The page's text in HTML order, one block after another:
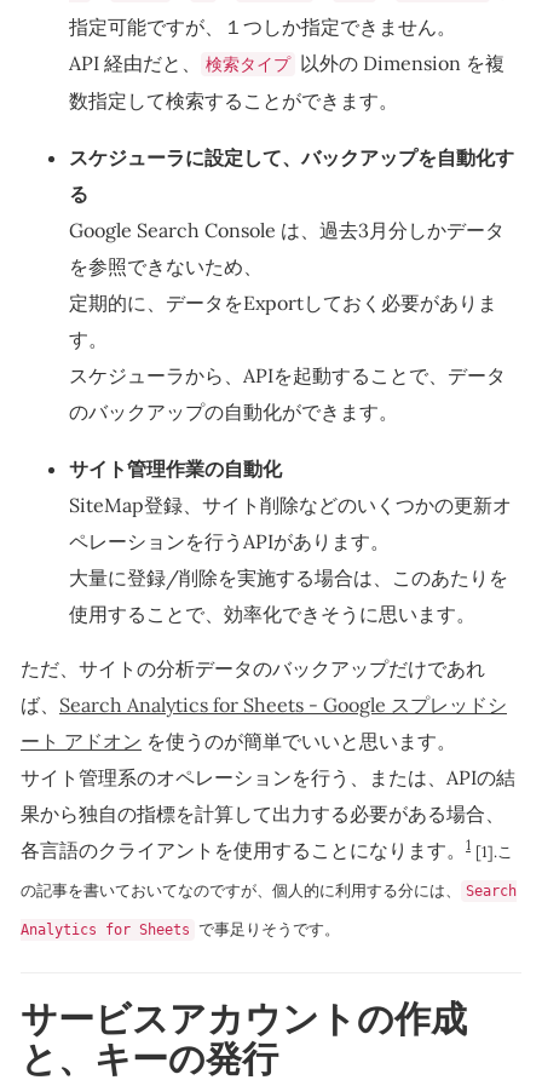
指定可能ですが、１つしか指定できません。
API 経由だと、
検索タイプ 以外の Dimension を複
数指定して検索することができます。
スケジューラに設定して、バックアップを自動化す
る
Google Search Console は、過去3月分しかデータ
を参照できないため、
定期的に、データをExportしておく必要がありま
す。
スケジューラから、APIを起動することで、データ
のバックアップの自動化ができます。
サイト管理作業の自動化
SiteMap登録、サイト削除などのいくつかの更新オ
ペレーションを行うAPIがあります。
大量に登録/削除を実施する場合は、このあたりを
使用することで、効率化できそうに思います。
ただ、サイトの分析データのバックアップだけであれ
ば、 Search Analytics for Sheets - Google スプレッドシ
ート アドオン を使うのが簡単でいいと思います。
サイト管理系のオペレーションを行う、または、APIの結
果から独自の指標を計算して出力する必要がある場合、
各言語のクライアントを使用することになります。
1 [1].こ
の記事を書いておいてなのですが、個人的に利用する分には、
Search
Analytics for Sheets で事足りそうです。
サービスアカウントの作成
と、キーの発行